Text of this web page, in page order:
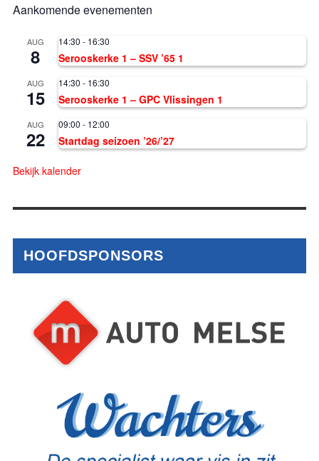
Aankomende evenementen
AUG
8
14:30 - 16:30
Serooskerke 1 – SSV ’65 1
AUG
15
14:30 - 16:30
Serooskerke 1 – GPC Vlissingen 1
AUG
22
09:00 - 12:00
Startdag seizoen ’26/’27
Bekijk kalender
HOOFDSPONSORS